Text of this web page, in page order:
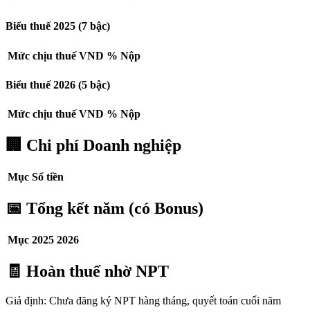
Biểu thuế 2025 (7 bậc)
Mức chịu thuế VND % Nộp
Biểu thuế 2026 (5 bậc)
Mức chịu thuế VND % Nộp
🏢 Chi phí Doanh nghiệp
Mục Số tiền
📅 Tổng kết năm (có Bonus)
Mục 2025 2026
🧾 Hoàn thuế nhờ NPT
Giả định: Chưa đăng ký NPT hàng tháng, quyết toán cuối năm